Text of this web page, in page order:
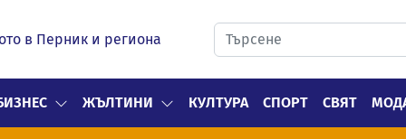
в Перник и региона
ЖЪЛТИНИ КУЛТУРА СПОРТ СВЯТ